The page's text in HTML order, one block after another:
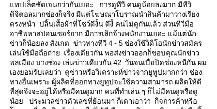
ทปเล็ตชัดเจนกว่ากันเยอะ
การดูทีวี คนดูน้อยลงมาก มีทีวิ
ดิจิตอลมากช่องก็จริง มีแต่โฆษณาโบราณนำสินค้ามาวางเรียง
ตรงหน้า ปลิ้นเสื้อผ้าที่โชว์ดีงั้น ดีงี้ คนไม่ดูกันแล้ว ส่วนทีวีมือ
อาชีพหาสปอนเซอร์ยาก มีการเลิกจ้างพนักงานเยอะ แม้แต่นัก
ข่าวก็น้อยลง สังเกต ข่าวทางทีวี 4 - 5 ช่องใช้วิดิโอนักข่าวสมัคร
เล่นใช้มือถือถ่าย เรื่องเดียวกัน พอส่งข่าวออกก็ขอบคุณนักข่าว
พลเมือง บางช่อง เล่นข่าวเดียวกัน 42 วันจนเบื่อปิดช่องหนีกัน ผม
เองยอมรับเลยว่า ดูข่าวหรือวิเคราะห์ข่าวจากยูทูปมากกว่า ช่อง
ทางอื่นเพราะ ผู้ผลิตที่ออกทางยูทูปจะใช้ความสามารถ ผลิตให้ดี
ที่สุดจึงจะอยู่ได้หรือมีคนดูมาก คนที่ทำเล่น ๆ ก็ไม่มีคนดูหรือดู
น้อ
ประมวลข่าวตัวเลขที่ย้อนมา ก็เดาเอาว่า กิจการค้าหรือ